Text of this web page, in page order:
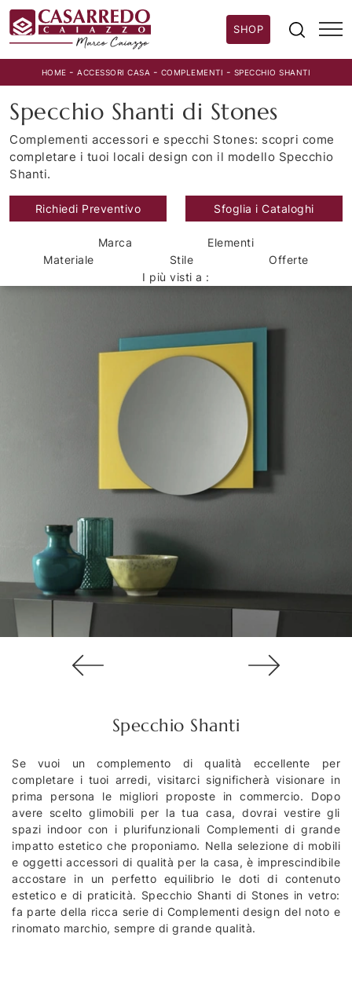
SHOP
HOME -ACCESSORI CASA - COMPLEMENTI - SPECCHIO SHANTI
Specchio Shanti di Stones
Complementi accessori e specchi Stones: scopri come
completare i tuoi locali design con il modello Specchio
Shanti.
Richiedi Preventivo Sfoglia i Cataloghi
Marca
Elementi
Materiale
Stile
Offerte
I più visti a :
Specchio Shanti
Se vuoi un complemento di qualità eccellente per
completare i tuoi arredi, visitarci significherà visionare in
prima persona le migliori proposte in commercio. Dopo
avere scelto glimobili per la tua casa, dovrai vestire gli
spazi indoor con i plurifunzionali Complementi di grande
impatto estetico che proponiamo. Nella selezione di mobili
e oggetti accessori di qualità per la casa, è imprescindibile
accostare in un perfetto equilibrio le doti di contenuto
estetico e di praticità. Specchio Shanti di Stones in vetro:
fa parte della ricca serie di Complementi design del noto e
rinomato marchio, sempre di grande qualità.